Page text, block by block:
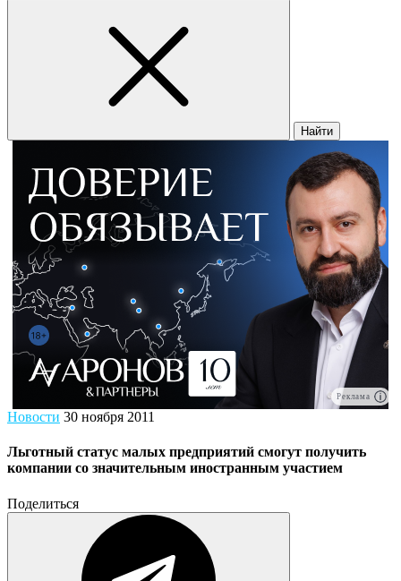
Найти
Реклама
Новости 30 ноября 2011
Льготный статус малых предприятий смогут получить
компании со значительным иностранным участием
Поделиться